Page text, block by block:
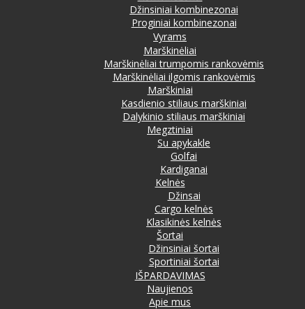
Džinsiniai kombinezonai
Proginiai kombinezonai
Vyrams
Marškinėliai
Marškinėliai trumpomis rankovėmis
Marškinėliai ilgomis rankovėmis
Marškiniai
Kasdienio stiliaus marškiniai
Dalykinio stiliaus marškiniai
Megztiniai
Su apykakle
Golfai
Kardiganai
Kelnės
Džinsai
Cargo kelnės
Klasikinės kelnės
Šortai
Džinsiniai šortai
Sportiniai šortai
IŠPARDAVIMAS
Naujienos
Apie mus